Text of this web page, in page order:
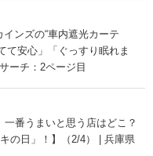
ンズの“車内遮光カーテ
安心」「ぐっすり眠れま
ーチ：2ページ目
番うまいと思う店はどこ？
の日」！】（2/4） | 兵庫県